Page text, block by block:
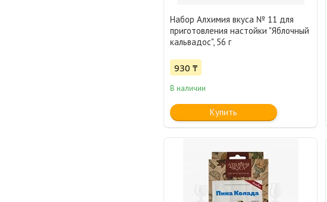
Набор Алхимия вкуса № 11 для
приготовления настойки "Яблочный
кальвадос", 56 г
930 ₸
В наличии
Купить